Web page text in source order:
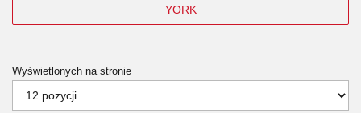
YORK
Wyświetlonych na stronie